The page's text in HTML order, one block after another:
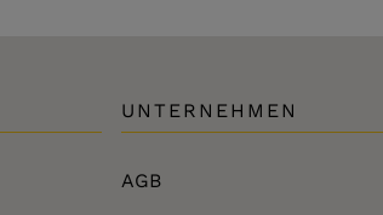
UNTERNEHMEN
AGB